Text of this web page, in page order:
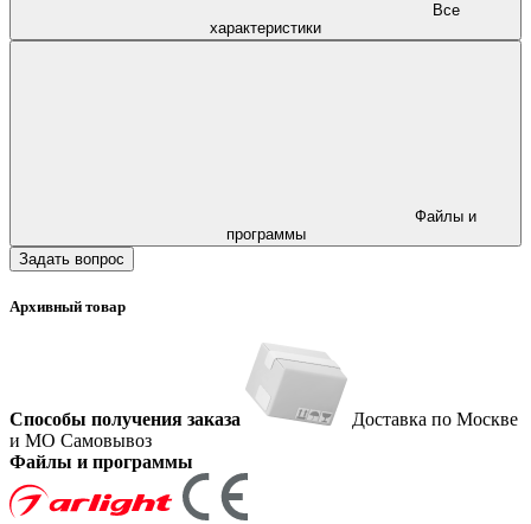
характеристики
программы
Задать вопрос
Архивный товар
Способы получения заказа
Доставка по Москве
и МО Самовывоз
Файлы и программы